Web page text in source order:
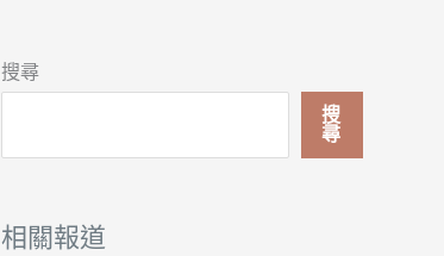
搜尋
搜
尋
相關報道